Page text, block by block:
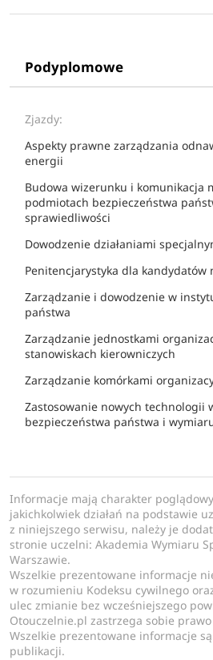
Informacje mają charakter
jakichkolwiek działań na podstawie
z niniejszego serwisu, należy je
stronie uczelni: Akademia Wymiaru
Warszawie.
Wszelkie prezentowane informacje
w rozumieniu Kodeksu cywilnego
ulec zmianie bez wcześniejszego
Otouczelnie.pl zastrzega sobie
Wszelkie prezentowane informacje
publikacji.
Podyplomowe
Zjazdy:
Aspekty prawne zarządzania
energii
Budowa wizerunku i komunikacja
podmiotach bezpieczeństwa
sprawiedliwości
Dowodzenie działaniami
Penitencjarystyka dla kandydatów
Zarządzanie i dowodzenie w
państwa
Zarządzanie jednostkami
stanowiskach kierowniczych
Zarządzanie komórkami
Zastosowanie nowych technologii
bezpieczeństwa państwa i